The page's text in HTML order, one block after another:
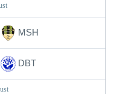
MSH
DBT